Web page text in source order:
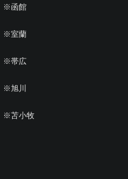
※函館
※室蘭
※帯広
※旭川
※苫小牧